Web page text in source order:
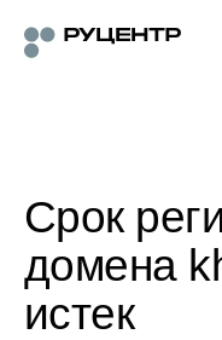
Срок
домена
истек